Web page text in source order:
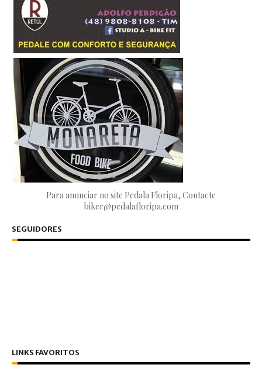
Para anunciar no site Pedala Floripa, Contacte
biker@pedalafloripa.com
SEGUIDORES
LINKS FAVORITOS